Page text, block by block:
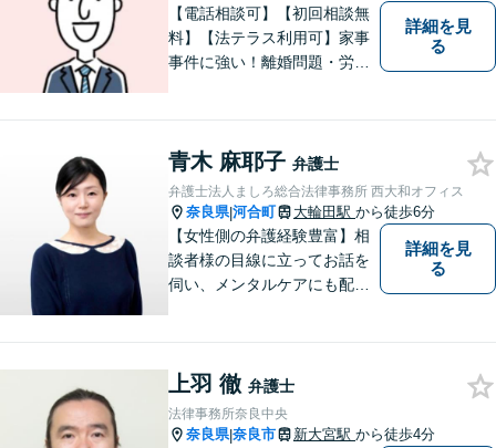
可】
【電話相談可】【初回相談無
料】【法テラス利用可】家事
事件に強い！離婚問題・労働
談しやすい弁護士を目指す
【夜間・休日面談可】【完全
個室】【近鉄奈良駅5分】
詳細を見
る
青木 麻耶子 弁護士
弁護士法人ましろ総合法律事務所 西大和オフィス
奈良県|河合町 大輪田駅 から徒歩6分
【女性側の弁護経験豊富】相
談者様の目線に立ってお話を
伺い、メンタルケアにも配慮
策をご提案【LINE利用可】
【平日夜間、土日祝日、応相
談】
詳細を見
る
上羽 徹 弁護士
法律事務所奈良中央
奈良県|奈良市 新大宮駅 から徒歩4分